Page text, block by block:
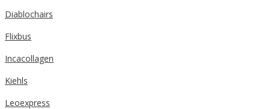
Diablochairs
Flixbus
Incacollagen
Kiehls
Leoexpress